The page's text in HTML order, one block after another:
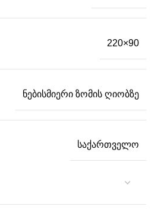
220×90
ნებისმიერი ზომის ღიობზე
საქართველო